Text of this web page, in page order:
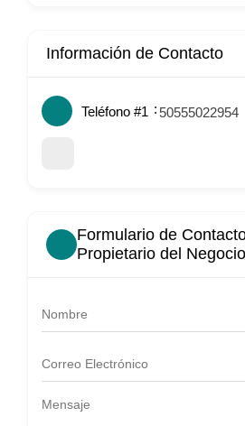
Información de Contacto
Teléfono #1 50555022954
Formulario de
Propietario del Negocio